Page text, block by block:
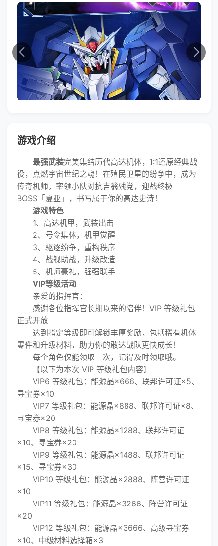
游戏介绍
最强武装完美集结历代高达机体，1:1还原经典战
役，点燃宇宙世纪之魂！在殖民卫星的纷争中，成为
传奇机师，率领小队对抗吉翁残党，迎战终极
BOSS「夏亚」，书写属于你的高达史诗！
游戏特色
1、高达机甲，武装出击
2、号令集体，机甲觉醒
3、驱逐纷争，重构秩序
4、战舰助战，升级改造
5、机师豪礼，强强联手
VIP等级活动
亲爱的指挥官：
感谢各位指挥官长期以来的陪伴！VIP 等级礼包
正式开放
达到指定等级即可解锁丰厚奖励，包括稀有机体
零件和升级材料，助力你的敢达战队更快成长！
每个角色仅能领取一次，记得及时领取哦。
【以下为本次 VIP 等级礼包内容】
VIP6 等级礼包：能源晶×666、联邦许可证×5、
寻宝券×10
VIP7 等级礼包：能源晶×888、联邦许可证×8、
寻宝券×20
VIP8 等级礼包：能源晶×1288、联邦许可证
×10、寻宝券×20
VIP9 等级礼包：能源晶×1488、联邦许可证
×15、寻宝券×30
VIP10 等级礼包：能源晶×2888、阵营许可证
×10
VIP11 等级礼包：能源晶×3266、阵营许可证
×20
VIP12 等级礼包：能源晶×3666、高级寻宝券
×10、中级材料选择箱×3